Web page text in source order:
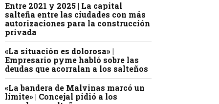
Entre 2021 y 2025 | La capital
salteña entre las ciudades con más
autorizaciones para la construcción
privada
«La situación es dolorosa» |
Empresario pyme habló sobre las
deudas que acorralan a los salteños
«La bandera de Malvinas marcó un
límite» | Concejal pidió a los